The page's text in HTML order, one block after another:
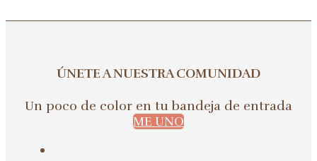
ÚNETE A NUESTRA COMUNIDAD
Un poco de color en tu bandeja de entrada
ME UNO